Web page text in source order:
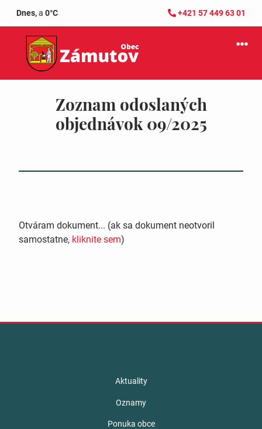
Dnes,a 0°C +421 57 449 63 01
Zoznam odoslaných
objednávok 09/2025
Otváram dokument... (ak sa dokument neotvoril
samostatne, kliknite sem)
Aktuality
Oznamy
Ponuka obce